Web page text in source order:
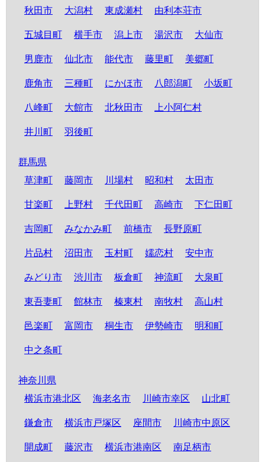
秋田市
大潟村 東成瀬村 由利本荘市
五城目町 横手市 潟上市 湯沢市 大仙市
男鹿市 仙北市 能代市 藤里町 美郷町
鹿角市 三種町 にかほ市 八郎潟町 小坂町
八峰町 大館市 北秋田市 上小阿仁村
井川町 羽後町
群馬県
草津町
藤岡市 川場村 昭和村 太田市
甘楽町 上野村 千代田町 高崎市 下仁田町
吉岡町 みなかみ町 前橋市 長野原町
片品村 沼田市 玉村町 嬬恋村 安中市
みどり市 渋川市 板倉町 神流町 大泉町
東吾妻町 館林市 榛東村 南牧村 高山村
邑楽町 富岡市 桐生市 伊勢崎市 明和町
中之条町
神奈川県
横浜市港北区
海老名市 川崎市幸区 山北町
鎌倉市 横浜市戸塚区 座間市 川崎市中原区
開成町 藤沢市 横浜市港南区 南足柄市